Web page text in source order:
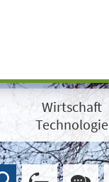
Wirtschaft
Technologie